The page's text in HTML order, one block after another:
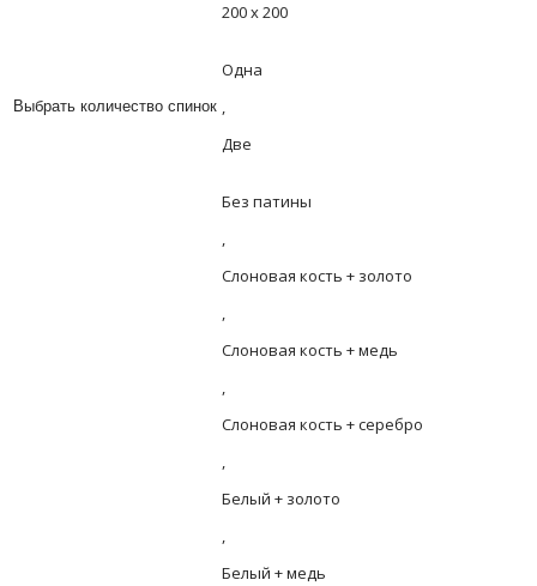
200 х 200
Выбрать количество спинок
Одна
,
Две
Без патины
,
Слоновая кость + золото
,
Слоновая кость + медь
,
Слоновая кость + серебро
,
Белый + золото
,
Белый + медь